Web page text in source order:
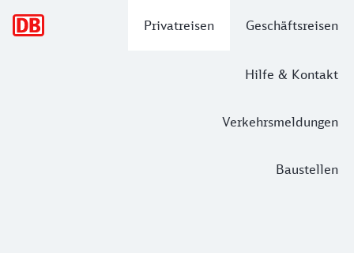
Privatreisen Geschäftsreisen
Hilfe & Kontakt
Verkehrsmeldungen
Baustellen